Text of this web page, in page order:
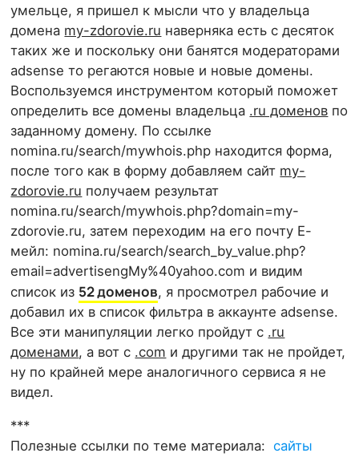
умельце, я пришел к мысли что у владельца
домена my-zdorovie.ru наверняка есть с десяток
таких же и поскольку они банятся модераторами
adsense то регаются новые и новые домены.
Воспользуемся инструментом который поможет
определить все домены владельца .ru доменов по
заданному домену. По ссылке
nomina.ru/search/mywhois.php находится форма,
после того как в форму добавляем сайт my-
zdorovie.ru получаем результат
nomina.ru/search/mywhois.php?domain=my-
zdorovie.ru, затем переходим на его почту Е-
мейл: nomina.ru/search/search_by_value.php?
email=advertisengMy%40yahoo.com и видим
список из 52 доменов, я просмотрел рабочие и
добавил их в список фильтра в аккаунте adsense.
Все эти манипуляции легко пройдут с .ru
доменами, а вот с .com и другими так не пройдет,
ну по крайней мере аналогичного сервиса я не
видел.
***
Полезные ссылки по теме материала:сайты